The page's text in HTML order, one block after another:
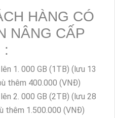
HÀNG CÓ
NÂNG CẤP
:
1. 000 GB (1TB) (lưu 13
thêm 400.000 (VNĐ)
2. 000 GB (2TB) (lưu 28
thêm 1.500.000 (VNĐ)